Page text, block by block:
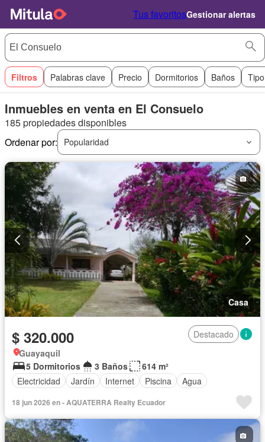
Tus favoritosGestionar alertas
Filtros Palabras clave Precio Dormitorios Baños
Inmuebles en venta en El Consuelo
185 propiedades disponibles
Ordenar por:
Popularidad
Casa
$ 320.000
Destacado
Guayaquil
5 Dormitorios
3 Baños
614 m²
Electricidad
Jardín Internet Piscina Agua
18 jun 2026 en - AQUATERRA Realty Ecuador